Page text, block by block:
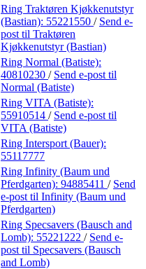
Ring Traktøren Kjøkkenutstyr
(Bastian): 55221550 / Send e-
post til Traktøren
Kjøkkenutstyr (Bastian)
Ring Normal (Batiste):
40810230 / Send e-post til
Normal (Batiste)
Ring VITA (Batiste):
55910514 / Send e-post til
VITA (Batiste)
Ring Intersport (Bauer):
55117777
Ring Infinity (Baum und
Pferdgarten): 94885411 / Send
e-post til Infinity (Baum und
Pferdgarten)
Ring Specsavers (Bausch and
Lomb): 55221222 / Send e-
post til Specsavers (Bausch
and Lomb)